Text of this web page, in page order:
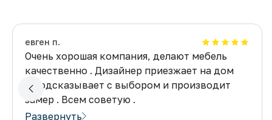
евген п.
Очень хорошая компания, делают мебель
качественно . Дизайнер приезжает на дом
и подсказывает с выбором и производит
замер . Всем советую .
Развернуть